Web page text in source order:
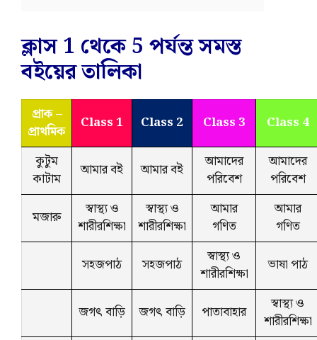
ক্লাস 1 থেকে 5 পর্যন্ত সমস্ত
বইয়ের তালিকা
প্রাক –
প্রাথমিক
Class 1 Class 2 Class 3
Class 4
কুটুম
কাটাম
আমার বই আমার বই
আমাদের
পরিবেশ
আমাদের
পরিবেশ
মজারু
স্বাস্থ্য ও
শারীরশিক্ষা
স্বাস্থ্য ও
শারীরশিক্ষা
আমার
গণিত
আমার
গণিত
সহজপাঠ
সহজপাঠ
স্বাস্থ্য ও
শারীরশিক্ষা
ভাষা পাঠ
জগৎ বাড়ি জগৎ বাড়ি পাতাবাহার
স্বাস্থ্য ও
শারীরশিক্ষা